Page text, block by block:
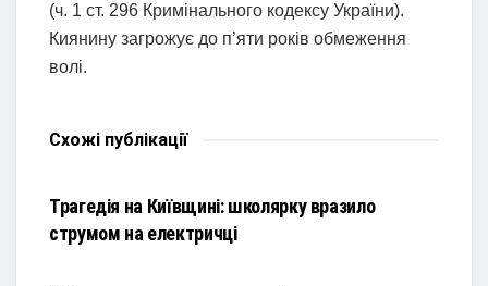
(ч. 1 ст. 296 Кримінального кодексу України).
Киянину загрожує до п’яти років обмеження
волі.
Схожі публікації
Трагедія на Київщині: школярку вразило
струмом на електричці